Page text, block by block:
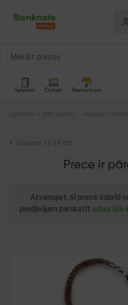
Telefoni Datori Remontam
Sākums
Zelta juvelierizs
Aproces
Garums 18-19 cm
Prece ir
Atvainojiet, šī prece šobrīd
piedāvājam parskatīt citas šīs